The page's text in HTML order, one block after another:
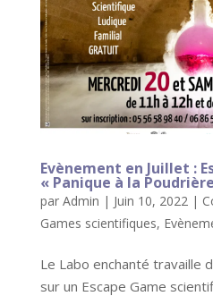
Evènement en Juillet :
« Panique à la
par Admin | Juin 10, 2022 |
Games scientifiques,
Le Labo enchanté travaille
sur un Escape Game